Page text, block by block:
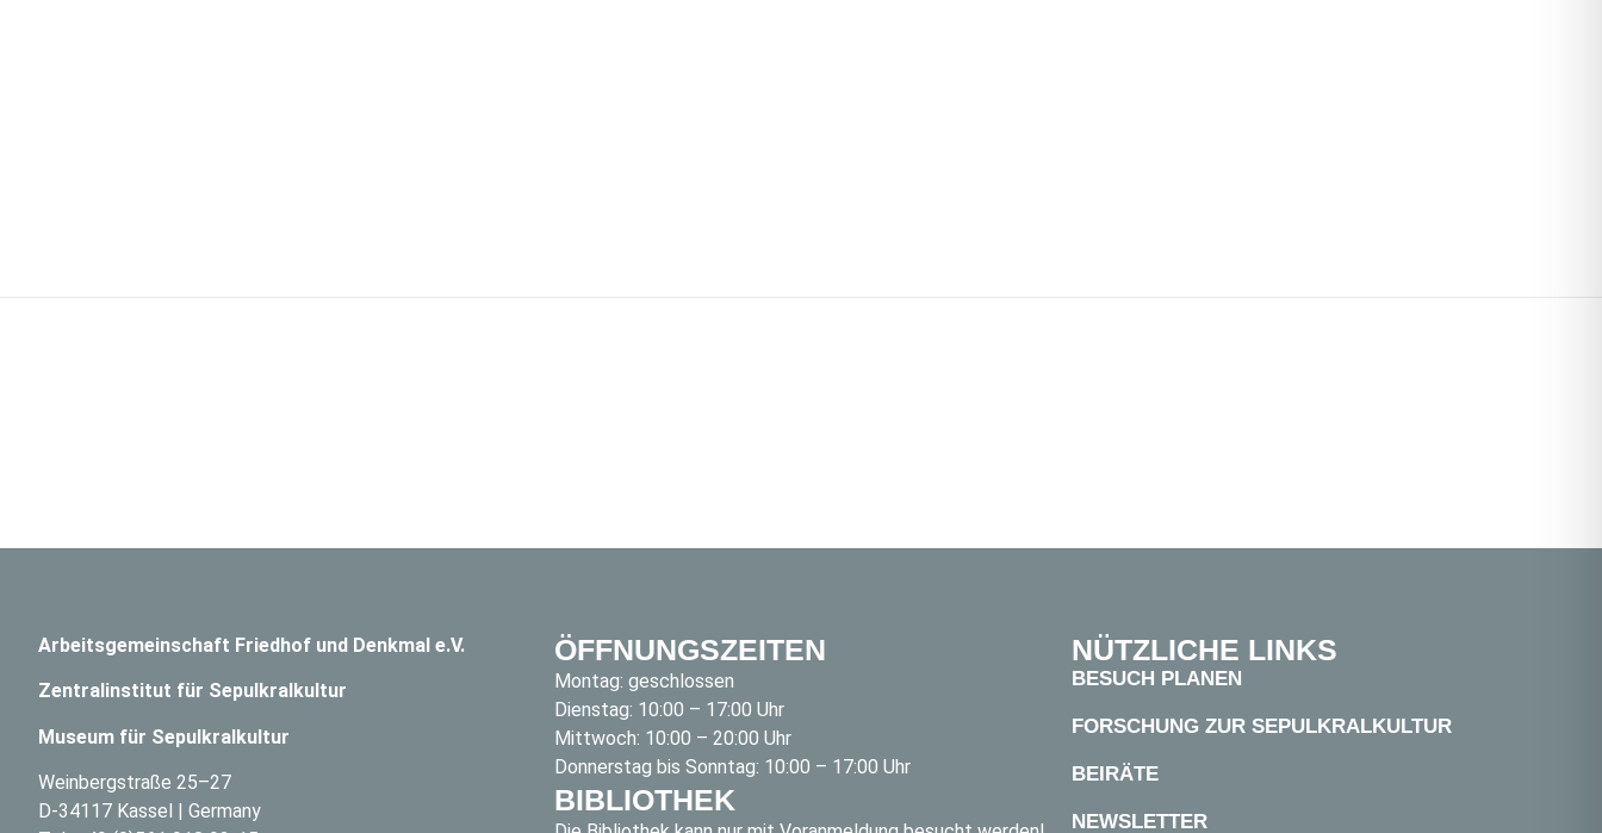
Arbeitsgemeinschaft Friedhof und Denkmal e.V.
Zentralinstitut für Sepulkralkultur
Museum für Sepulkralkultur
Weinbergstraße 25–27
D-34117 Kassel | Germany
ÖFFNUNGSZEITEN
Montag: geschlossen
Dienstag: 10:00 – 17:00 Uhr
Mittwoch: 10:00 – 20:00 Uhr
Donnerstag bis Sonntag: 10:00 – 17:00 Uhr
BIBLIOTHEK
NÜTZLICHE LINKS
BESUCH PLANEN
FORSCHUNG ZUR SEPULKRALKULTUR
BEIRÄTE
NEWSLETTER